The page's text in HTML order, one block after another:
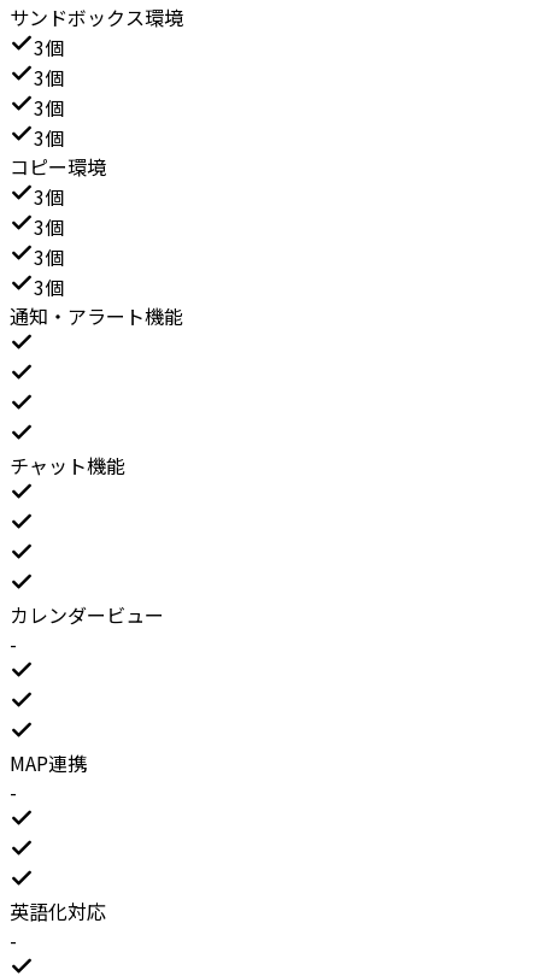
サンドボックス環境
3個
3個
3個
3個
コピー環境
3個
3個
3個
3個
通知・アラート機能
チャット機能
カレンダービュー
-
MAP連携
-
英語化対応
-